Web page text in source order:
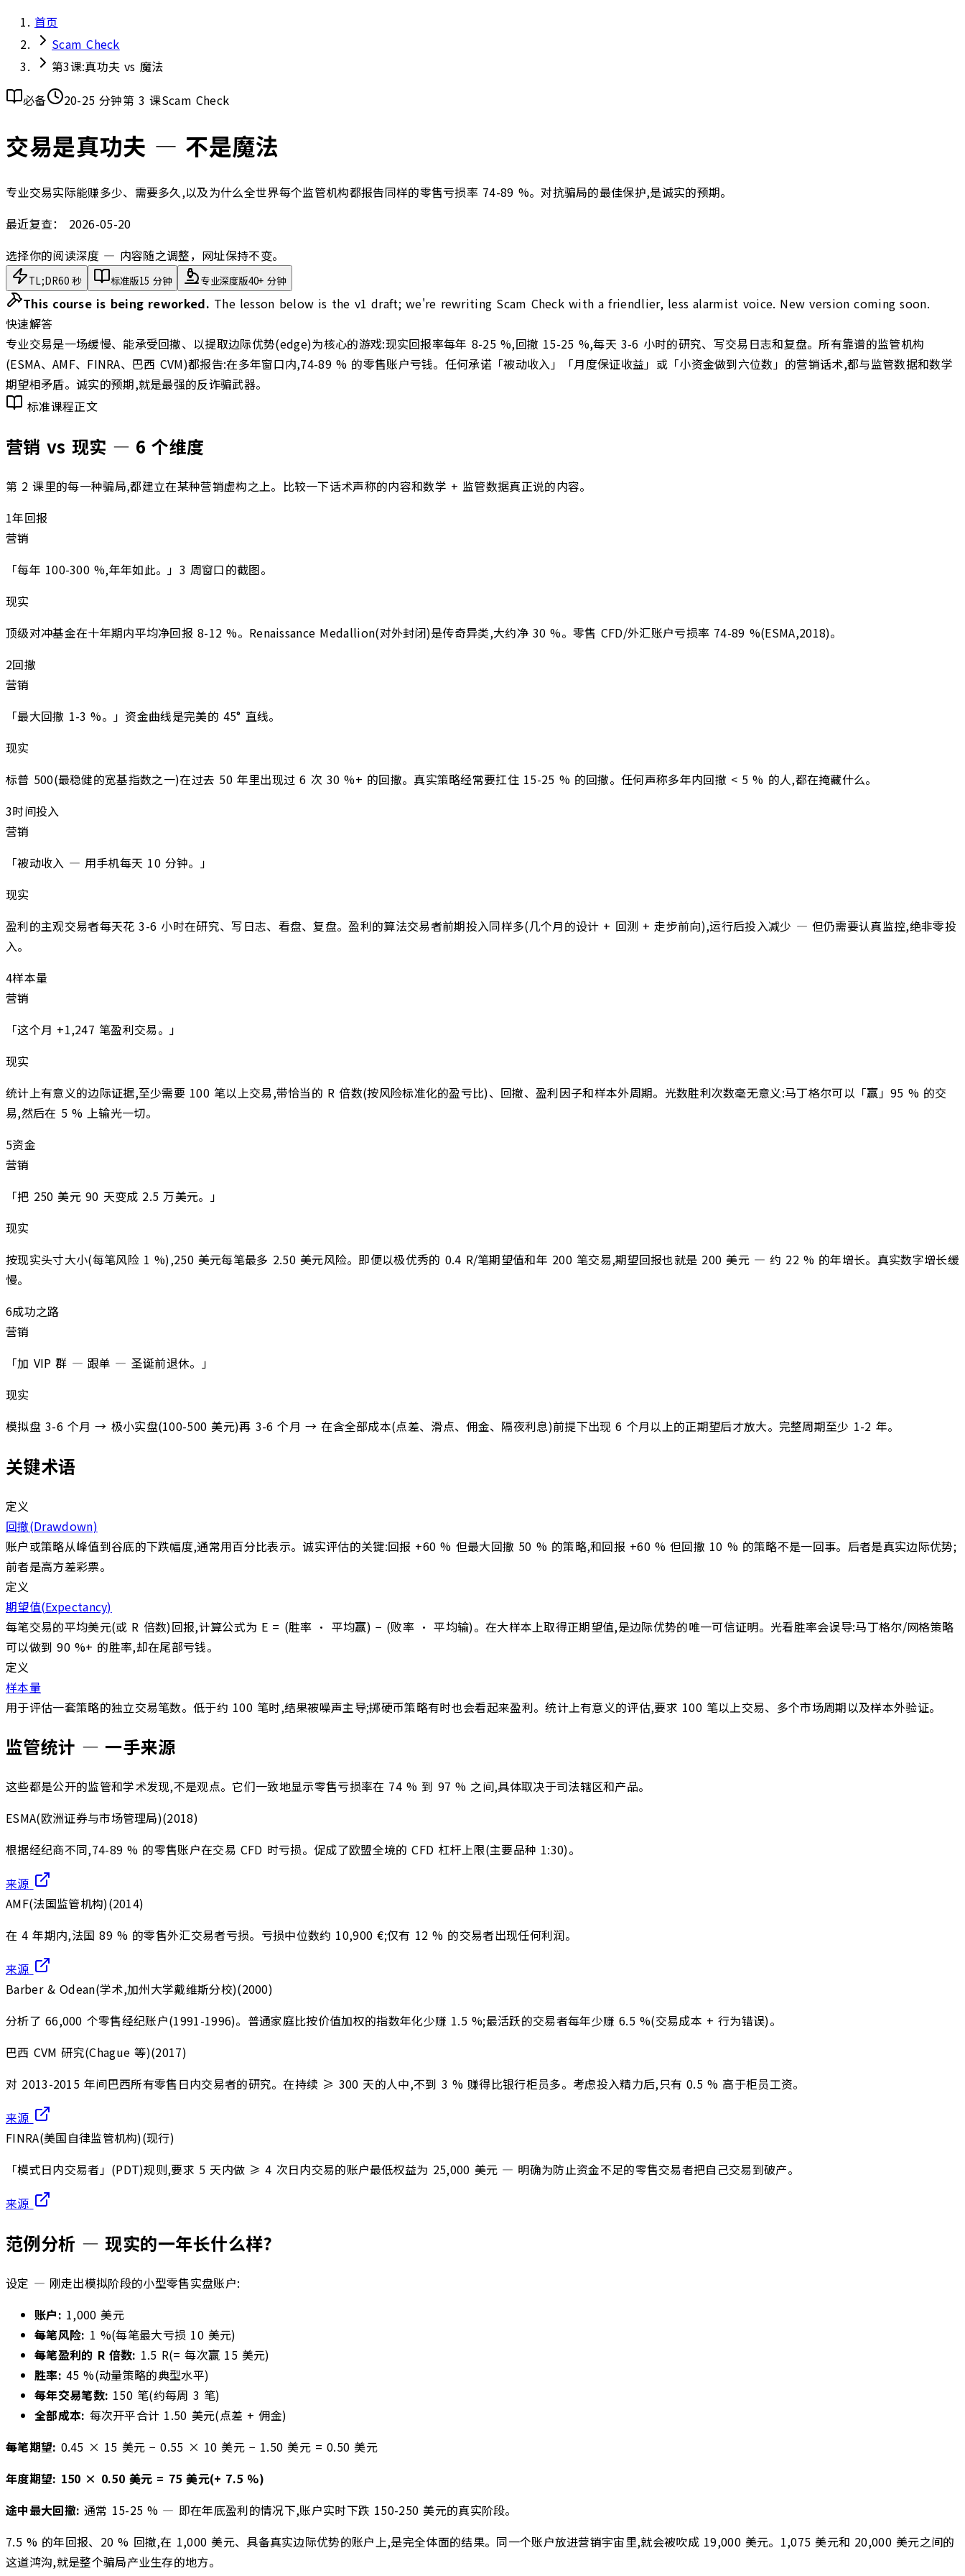
首页
Scam Check
第3课:真功夫 vs 魔法
必备
20-25 分钟第 3 课Scam Check
交易是真功夫 — 不是魔法
专业交易实际能赚多少、需要多久,以及为什么全世界每个监管机构都报告同样的零售亏损率 74-89 %。对抗骗局的最佳保护,是诚实的预期。
最近复查：
2026-05-20
选择你的阅读深度 — 内容随之调整，网址保持不变。
TL;DR60 秒 标准版15 分钟 专业深度版40+ 分钟
This course is being reworked. The lesson below is the v1 draft; we're rewriting Scam Check with a friendlier, less alarmist voice. New version coming soon.
快速解答
专业交易是一场缓慢、能承受回撤、以提取边际优势(edge)为核心的游戏:现实回报率每年 8-25 %,回撤 15-25 %,每天 3-6 小时的研究、写交易日志和复盘。所有靠谱的监管机构
(ESMA、AMF、FINRA、巴西 CVM)都报告:在多年窗口内,74-89 % 的零售账户亏钱。任何承诺「被动收入」「月度保证收益」或「小资金做到六位数」的营销话术,都与监管数据和数学
期望相矛盾。诚实的预期,就是最强的反诈骗武器。
标准课程正文
营销 vs 现实 — 6 个维度
第 2 课里的每一种骗局,都建立在某种营销虚构之上。比较一下话术声称的内容和数学 + 监管数据真正说的内容。
1年回报
营销
「每年 100-300 %,年年如此。」3 周窗口的截图。
现实
顶级对冲基金在十年期内平均净回报 8-12 %。Renaissance Medallion(对外封闭)是传奇异类,大约净 30 %。零售 CFD/外汇账户亏损率 74-89 %(ESMA,2018)。
2回撤
营销
「最大回撤 1-3 %。」资金曲线是完美的 45° 直线。
现实
标普 500(最稳健的宽基指数之一)在过去 50 年里出现过 6 次 30 %+ 的回撤。真实策略经常要扛住 15-25 % 的回撤。任何声称多年内回撤 < 5 % 的人,都在掩藏什么。
3时间投入
营销
「被动收入 — 用手机每天 10 分钟。」
现实
盈利的主观交易者每天花 3-6 小时在研究、写日志、看盘、复盘。盈利的算法交易者前期投入同样多(几个月的设计 + 回测 + 走步前向),运行后投入减少 — 但仍需要认真监控,绝非零投
入。
4样本量
营销
「这个月 +1,247 笔盈利交易。」
现实
统计上有意义的边际证据,至少需要 100 笔以上交易,带恰当的 R 倍数(按风险标准化的盈亏比)、回撤、盈利因子和样本外周期。光数胜利次数毫无意义:马丁格尔可以「赢」95 % 的交
易,然后在 5 % 上输光一切。
5资金
营销
「把 250 美元 90 天变成 2.5 万美元。」
现实
按现实头寸大小(每笔风险 1 %),250 美元每笔最多 2.50 美元风险。即便以极优秀的 0.4 R/笔期望值和年 200 笔交易,期望回报也就是 200 美元 — 约 22 % 的年增长。真实数字增长缓
慢。
6成功之路
营销
「加 VIP 群 — 跟单 — 圣诞前退休。」
现实
模拟盘 3-6 个月 → 极小实盘(100-500 美元)再 3-6 个月 → 在含全部成本(点差、滑点、佣金、隔夜利息)前提下出现 6 个月以上的正期望后才放大。完整周期至少 1-2 年。
关键术语
定义
回撤(Drawdown)
账户或策略从峰值到谷底的下跌幅度,通常用百分比表示。诚实评估的关键:回报 +60 % 但最大回撤 50 % 的策略,和回报 +60 % 但回撤 10 % 的策略不是一回事。后者是真实边际优势;
前者是高方差彩票。
定义
期望值(Expectancy)
每笔交易的平均美元(或 R 倍数)回报,计算公式为 E = (胜率 · 平均赢) − (败率 · 平均输)。在大样本上取得正期望值,是边际优势的唯一可信证明。光看胜率会误导:马丁格尔/网格策略
可以做到 90 %+ 的胜率,却在尾部亏钱。
定义
样本量
用于评估一套策略的独立交易笔数。低于约 100 笔时,结果被噪声主导;掷硬币策略有时也会看起来盈利。统计上有意义的评估,要求 100 笔以上交易、多个市场周期以及样本外验证。
监管统计 — 一手来源
这些都是公开的监管和学术发现,不是观点。它们一致地显示零售亏损率在 74 % 到 97 % 之间,具体取决于司法辖区和产品。
ESMA(欧洲证券与市场管理局)(2018)
根据经纪商不同,74-89 % 的零售账户在交易 CFD 时亏损。促成了欧盟全境的 CFD 杠杆上限(主要品种 1:30)。
来源
AMF(法国监管机构)(2014)
在 4 年期内,法国 89 % 的零售外汇交易者亏损。亏损中位数约 10,900 €;仅有 12 % 的交易者出现任何利润。
来源
Barber & Odean(学术,加州大学戴维斯分校)(2000)
分析了 66,000 个零售经纪账户(1991-1996)。普通家庭比按价值加权的指数年化少赚 1.5 %;最活跃的交易者每年少赚 6.5 %(交易成本 + 行为错误)。
巴西 CVM 研究(Chague 等)(2017)
对 2013-2015 年间巴西所有零售日内交易者的研究。在持续 ≥ 300 天的人中,不到 3 % 赚得比银行柜员多。考虑投入精力后,只有 0.5 % 高于柜员工资。
来源
FINRA(美国自律监管机构)(现行)
「模式日内交易者」(PDT)规则,要求 5 天内做 ≥ 4 次日内交易的账户最低权益为 25,000 美元 — 明确为防止资金不足的零售交易者把自己交易到破产。
来源
范例分析 — 现实的一年长什么样?
设定 — 刚走出模拟阶段的小型零售实盘账户:
账户: 1,000 美元
每笔风险: 1 %(每笔最大亏损 10 美元)
每笔盈利的 R 倍数: 1.5 R(= 每次赢 15 美元)
胜率: 45 %(动量策略的典型水平)
每年交易笔数: 150 笔(约每周 3 笔)
全部成本: 每次开平合计 1.50 美元(点差 + 佣金)
每笔期望: 0.45 × 15 美元 − 0.55 × 10 美元 − 1.50 美元 = 0.50 美元
年度期望: 150 × 0.50 美元 = 75 美元(+ 7.5 %)
途中最大回撤: 通常 15-25 % — 即在年底盈利的情况下,账户实时下跌 150-250 美元的真实阶段。
7.5 % 的年回报、20 % 回撤,在 1,000 美元、具备真实边际优势的账户上,是完全体面的结果。同一个账户放进营销宇宙里,就会被吹成 19,000 美元。1,075 美元和 20,000 美元之间的
这道鸿沟,就是整个骗局产业生存的地方。